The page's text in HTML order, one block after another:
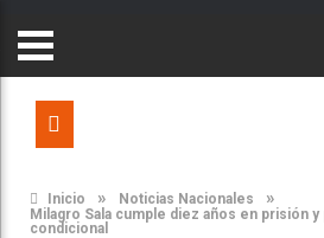
Inicio » Noticias Nacionales »
Milagro Sala cumple diez años en prisión y
condicional